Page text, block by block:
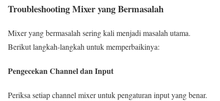
Troubleshooting Mixer yang Bermasalah
Mixer yang bermasalah sering kali menjadi masalah utama.
Berikut langkah-langkah untuk memperbaikinya:
Pengecekan Channel dan Input
Periksa setiap channel mixer untuk pengaturan input yang benar.